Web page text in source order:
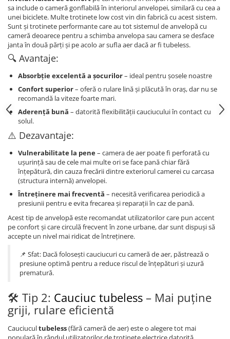
sa include o cameră gonflabilă în interiorul anvelopei, similară cu cea a
unei biciclete. Multe trotinete low cost vin din fabrică cu acest sistem.
Sunt și trotinete performante care au tot sistemul de anvelopă cu
cameră deoarece pentru a schimba anvelopa sau camera se desface
janta în două părți și pe acolo ar sufla aer dacă ar fi tubeless.
🔍 Avantaje:
Absorbție excelentă a șocurilor– ideal pentru șosele noastre
Confort superior– oferă o rulare lină și plăcută în oraș, dar nu se
recomandă la viteze foarte mari.
Aderență bună – datorită flexibilității cauciucului în contact cu
solul.
⚠️ Dezavantaje:
Vulnerabilitate la pene– camera de aer poate fi perforată cu
ușurință sau de cele mai multe ori se face pană chiar fără
înțepătură, din cauza frecării dintre exteriorul camerei cu carcasa
(structura internă) anvelopei.
Întreținere mai frecventă – necesită verificarea periodică a
presiunii pentru e evita frecarea și reparații în caz de pană.
Acest tip de anvelopă este recomandat utilizatorilor care pun accent
pe confort și care circulă frecvent în zone urbane, dar sunt dispuși să
accepte un nivel mai ridicat de întreținere.
📌 Sfat: Dacă folosești cauciucuri cu cameră de aer, păstrează o
presiune optimă pentru a reduce riscul de înțepături și uzură
prematură.
🛠 Tip 2: Cauciuc tubeless – Mai puține
griji, rulare eficientă
Cauciucultubeless(fără cameră de aer) este o alegere tot mai